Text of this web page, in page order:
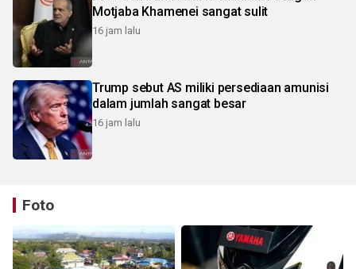
Motjaba Khamenei sangat sulit
16 jam lalu
Trump sebut AS miliki persediaan amunisi
dalam jumlah sangat besar
16 jam lalu
Foto